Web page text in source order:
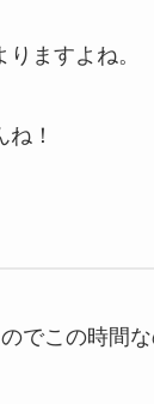
ますよね。
！
でこの時間な